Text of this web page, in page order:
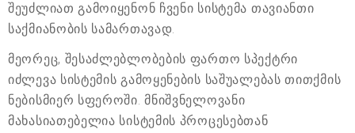
შეუძლიათ გამოიყენონ ჩვენი სისტემა თავიანთი
საქმიანობის სამართავად.
მეორეც, შესაძლებლობების ფართო სპექტრი
იძლევა სისტემის გამოყენების საშუალებას თითქმის
ნებისმიერ სფეროში. მნიშვნელოვანი
მახასიათებელია სისტემის პროცესებთან